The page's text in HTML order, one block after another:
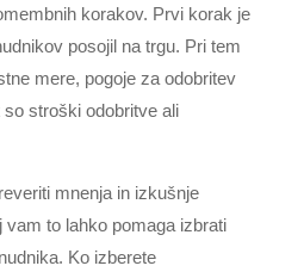
korakov. Prvi korak je
posojil na trgu. Pri tem
mere, pogoje za odobritev
stroški odobritve ali
mnenja in izkušnje
vam to lahko pomaga izbrati
Ko izberete